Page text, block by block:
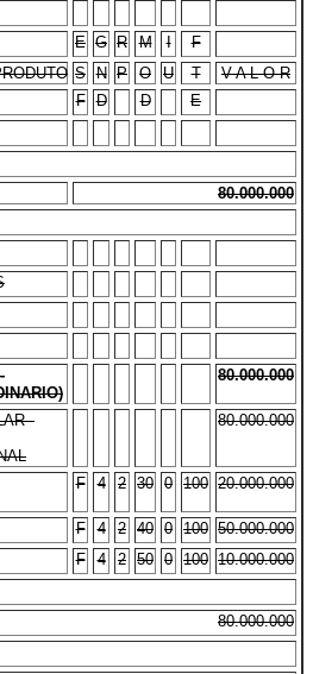
E G R M I
F
S N P O U T
V A L O R
F D D E
80.000.000
80.000.000
-
80.000.000
F 4 2 30 0 100 20.000.000
F 4 2 40 0 100 50.000.000
F
4 2 50 0 100 10.000.000
80.000.000